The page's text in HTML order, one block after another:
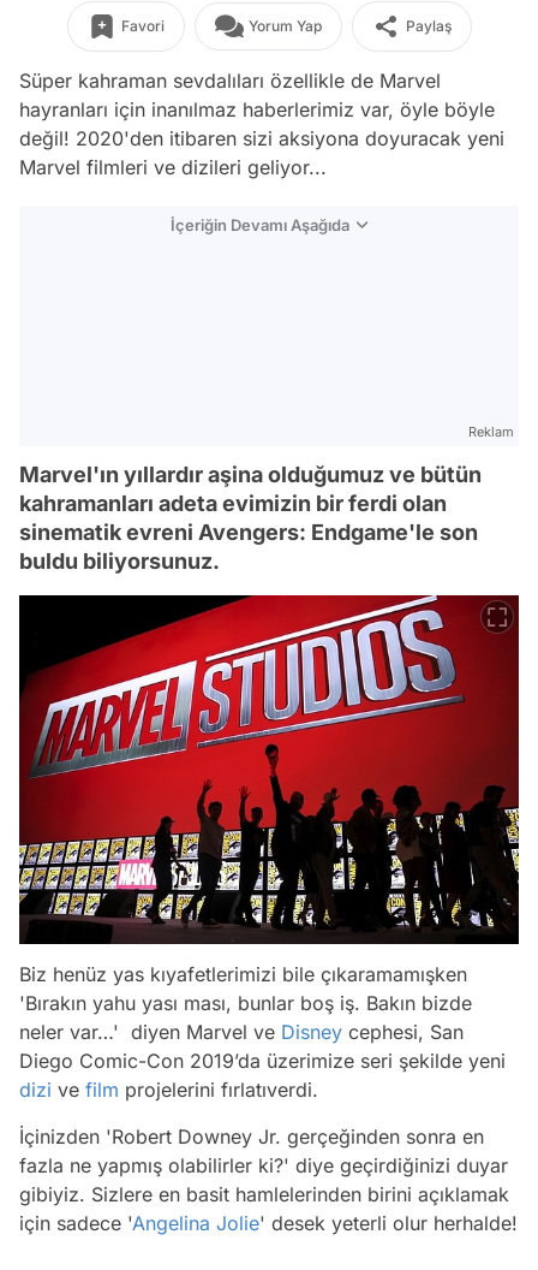
Favori Yorum Yap Paylaş
Süper kahraman sevdalıları özellikle de Marvel
hayranları için inanılmaz haberlerimiz var, öyle böyle
değil! 2020'den itibaren sizi aksiyona doyuracak yeni
Marvel filmleri ve dizileri geliyor...
İçeriğin Devamı Aşağıda
Reklam
Marvel'ın yıllardır aşina olduğumuz ve bütün
kahramanları adeta evimizin bir ferdi olan
sinematik evreni Avengers: Endgame'le son
buldu biliyorsunuz.
Biz henüz yas kıyafetlerimizi bile çıkaramamışken
'Bırakın yahu yası ması, bunlar boş iş. Bakın bizde
neler var…' diyen Marvel ve Disney cephesi, San
Diego Comic-Con 2019’da üzerimize seri şekilde yeni
dizi ve film projelerini fırlatıverdi.
İçinizden 'Robert Downey Jr. gerçeğinden sonra en
fazla ne yapmış olabilirler ki?' diye geçirdiğinizi duyar
gibiyiz. Sizlere en basit hamlelerinden birini açıklamak
için sadece 'Angelina Jolie' desek yeterli olur herhalde!